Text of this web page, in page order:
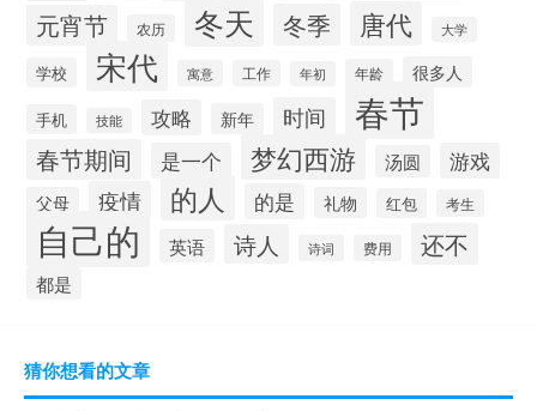
元宵节 农历 冬天 冬季 唐代 大学
学校 宋代 寓意 工作 年初 年龄 很多人
手机 技能 攻略 新年 时间 春节
春节期间 是一个 梦幻西游 汤圆 游戏
父母 疫情 的人 的是 礼物 红包 考生
自己的 英语 诗人 诗词 费用 还不
都是
猜你想看的文章